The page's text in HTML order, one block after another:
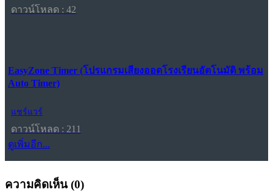
ดาวน์โหลด : 42
EasyZone Timer (โปรแกรมเสียงออดโรงเรียนอัตโนมัติ พร้อม
Auto Timer)
แชร์แวร์
ดาวน์โหลด : 211
ดูเพิ่มอีก...
ความคิดเห็น (0)